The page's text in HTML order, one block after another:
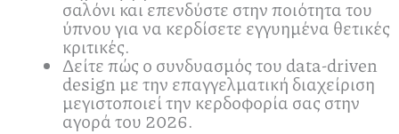
σαλόνι και επενδύστε στην ποιότητα του
ύπνου για να κερδίσετε εγγυημένα θετικές
κριτικές.
Δείτε πώς ο συνδυασμός του data-driven
design με την επαγγελματική διαχείριση
μεγιστοποιεί την κερδοφορία σας στην
αγορά του 2026.